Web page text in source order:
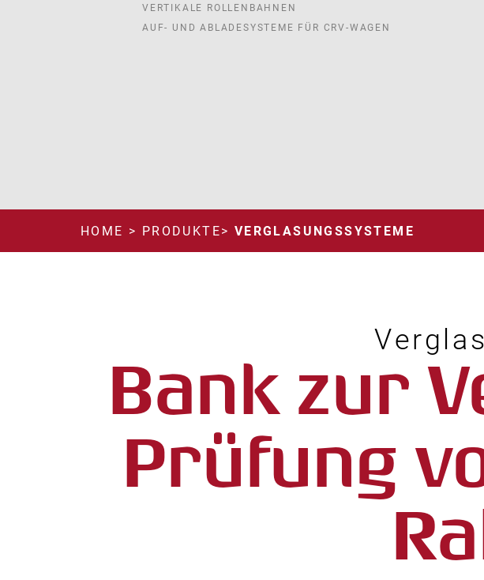
VERTIKALE ROLLENBAHNEN
AUF- UND ABLADESYSTEME FÜR CRV-WAGEN
HOME > PRODUKTE> VERGLASUNGSSYSTEME
Bank zur
Prüfung